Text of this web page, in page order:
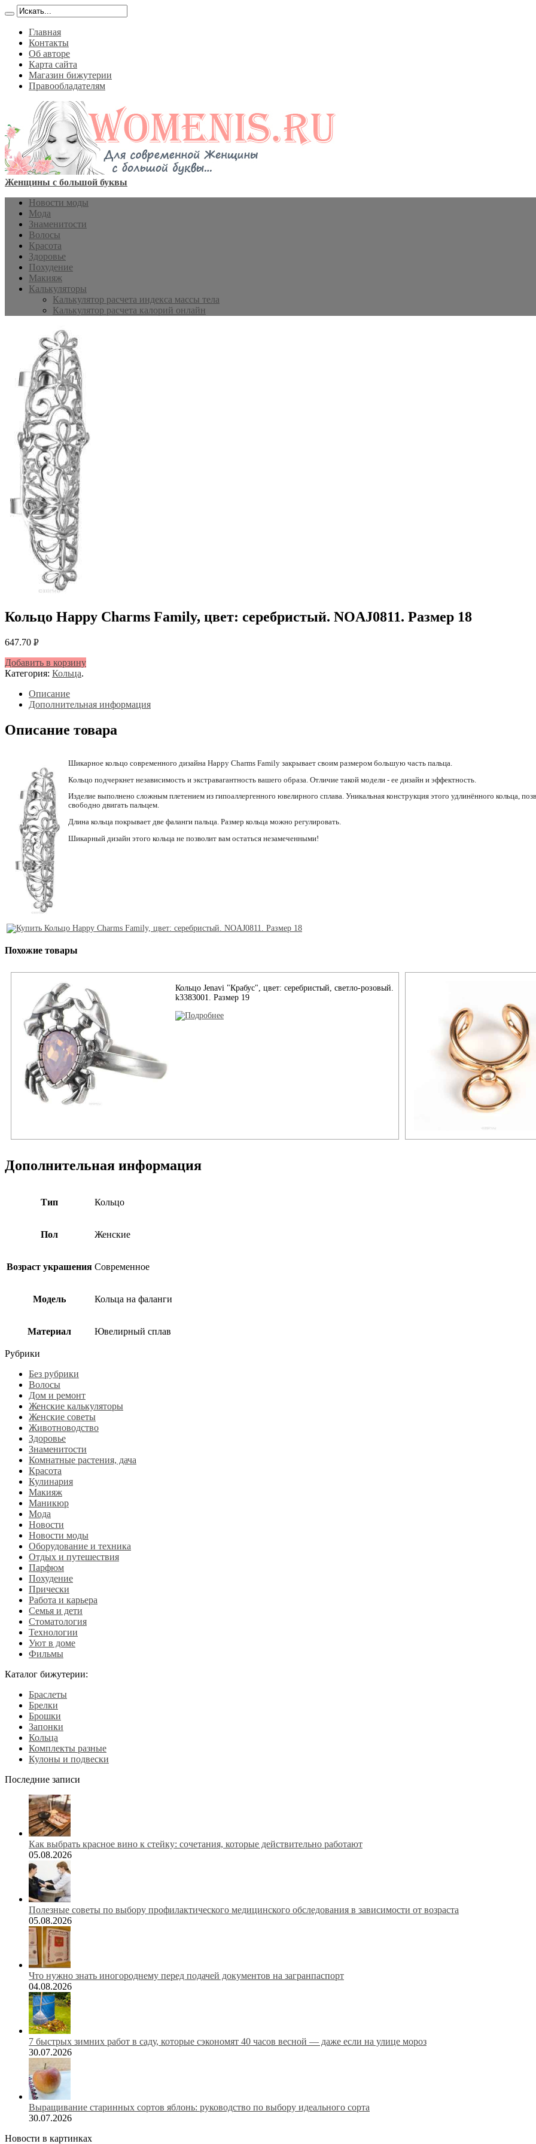
Главная
Контакты
Об авторе
Карта сайта
Магазин бижутерии
Правообладателям
Женщины с большой буквы
Новости моды
Мода
Знаменитости
Волосы
Красота
Здоровье
Похудение
Макияж
Калькуляторы
Калькулятор расчета индекса массы тела
Калькулятор расчета калорий онлайн
Кольцо Happy Charms Family, цвет: серебристый. NOAJ0811. Размер 18
647.70 Р
Добавить в корзину
Категория: Кольца.
Описание
Дополнительная информация
Описание товара
Шикарное кольцо современного дизайна Happy Charms Family закрывает своим размером большую часть пальца.
Кольцо подчеркнет независимость и экстравагантность вашего образа. Отличие такой модели - ее дизайн и эффектность.
Изделие выполнено сложным плетением из гипоаллергенного ювелирного сплава. Уникальная конструкция этого удлинённого кольца,
свободно двигать пальцем.
Длина кольца покрывает две фаланги пальца. Размер кольца можно регулировать.
Шикарный дизайн этого кольца не позволит вам остаться незамеченными!
Похожие товары
Кольцо Jenavi "Крабус", цвет: серебристый, светло-розовый.
k3383001. Размер 19
Дополнительная информация
Тип Кольцо
Пол Женские
Возраст украшения Современное
Модель Кольца на фаланги
Материал Ювелирный сплав
Рубрики
Без рубрики
Волосы
Дом и ремонт
Женские калькуляторы
Женские советы
Животноводство
Здоровье
Знаменитости
Комнатные растения, дача
Красота
Кулинария
Макияж
Маникюр
Мода
Новости
Новости моды
Оборудование и техника
Отдых и путешествия
Парфюм
Похудение
Прически
Работа и карьера
Семья и дети
Стоматология
Технологии
Уют в доме
Фильмы
Каталог бижутерии:
Браслеты
Брелки
Брошки
Запонки
Кольца
Комплекты разные
Кулоны и подвески
Последние записи
Как выбрать красное вино к стейку: сочетания, которые действительно работают
05.08.2026
Полезные советы по выбору профилактического медицинского обследования в зависимости от возраста
05.08.2026
Что нужно знать иногороднему перед подачей документов на загранпаспорт
04.08.2026
7 быстрых зимних работ в саду, которые сэкономят 40 часов весной — даже если на улице мороз
30.07.2026
Выращивание старинных сортов яблонь: руководство по выбору идеального сорта
30.07.2026
Новости в картинках